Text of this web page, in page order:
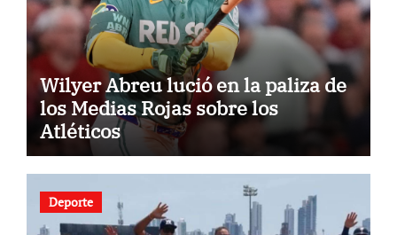
Wilyer Abreu lució en la paliza de
los Medias Rojas sobre los
Atléticos
Deporte